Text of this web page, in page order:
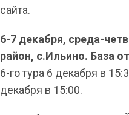
сайта.
6-7 декабря, среда-
район, с.Ильино. База
6-го тура 6 декабря в
декабря в 15:00.